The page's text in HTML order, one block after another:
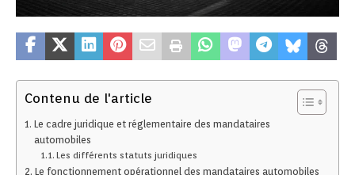
Contenu de l'article
Le cadre juridique et réglementaire des mandataires
automobiles
Les différents statuts juridiques
Le fonctionnement opérationnel des mandataires automobiles